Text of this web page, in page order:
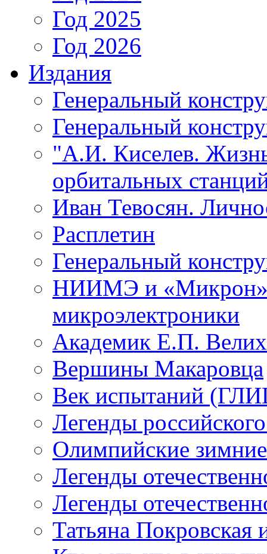
Год 2025
Год 2026
Издания
Генеральный
Генеральный
"А.И. Киселев.
орбитальных
Иван Тевосян.
Расплетин
Генеральный
НИИМЭ и «Микрон»
микроэлектроники
Академик Е.П.
Вершины Макаровца
Век испытаний
Легенды
Олимпийские
Легенды
Легенды
Татьяна Покровская